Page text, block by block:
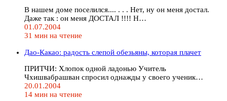
В нашем доме поселился.... . . . Hет, нy он меня достал.
Даже так : он меня ДОСТАЛ !!!! H…
01.07.2004
31 мин на чтение
Дао-Какао: радость слепой обезьяны, которая плачет
ПРИТЧИ: Хлопок одной ладонью Учитель
Чхишвабpашван спpосил однажды у своего ученик…
20.01.2004
14 мин на чтение